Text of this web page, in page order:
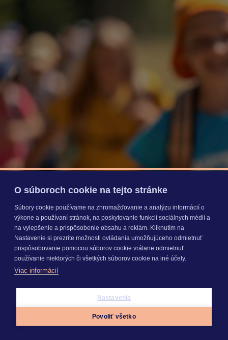
O súboroch cookie na tejto stránke
Súbory cookie používame na zhromažďovanie a analýzu informácií o
výkone a používaní stránok, na poskytovanie funkcií sociálnych médií a
na vylepšenie a prispôsobenie obsahu a reklám. Kliknutím na
Nastavenie si prezrite možnosti ovládania umožňujúceho odmietnuť
prispôsobovanie pomocou súborov cookie vrátane odmietnuť
používanie niektorých či všetkých súborov cookie na iné účely.
Viac informácií
Nastavenia
Povoliť všetko